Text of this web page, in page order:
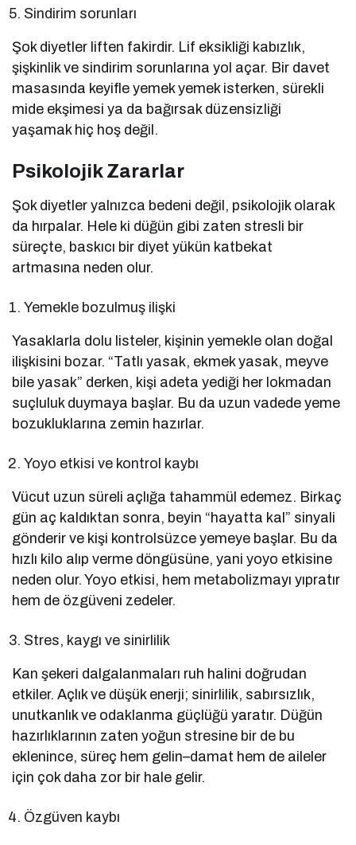
Sindirim sorunları
Şok diyetler liften fakirdir. Lif eksikliği kabızlık,
şişkinlik ve sindirim sorunlarına yol açar. Bir davet
masasında keyifle yemek yemek isterken, sürekli
mide ekşimesi ya da bağırsak düzensizliği
yaşamak hiç hoş değil.
Psikolojik Zararlar
Şok diyetler yalnızca bedeni değil, psikolojik olarak
da hırpalar. Hele ki düğün gibi zaten stresli bir
süreçte, baskıcı bir diyet yükün katbekat
artmasına neden olur.
Yemekle bozulmuş ilişki
Yasaklarla dolu listeler, kişinin yemekle olan doğal
ilişkisini bozar. “Tatlı yasak, ekmek yasak, meyve
bile yasak” derken, kişi adeta yediği her lokmadan
suçluluk duymaya başlar. Bu da uzun vadede yeme
bozukluklarına zemin hazırlar.
Yoyo etkisi ve kontrol kaybı
Vücut uzun süreli açlığa tahammül edemez. Birkaç
gün aç kaldıktan sonra, beyin “hayatta kal” sinyali
gönderir ve kişi kontrolsüzce yemeye başlar. Bu da
hızlı kilo alıp verme döngüsüne, yani yoyo etkisine
neden olur. Yoyo etkisi, hem metabolizmayı yıpratır
hem de özgüveni zedeler.
Stres, kaygı ve sinirlilik
Kan şekeri dalgalanmaları ruh halini doğrudan
etkiler. Açlık ve düşük enerji; sinirlilik, sabırsızlık,
unutkanlık ve odaklanma güçlüğü yaratır. Düğün
hazırlıklarının zaten yoğun stresine bir de bu
eklenince, süreç hem gelin–damat hem de aileler
için çok daha zor bir hale gelir.
Özgüven kaybı